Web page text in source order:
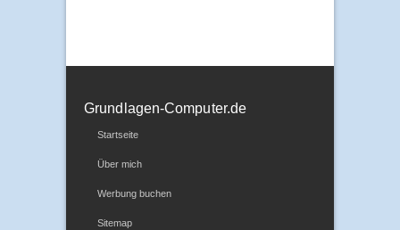
Grundlagen-Computer.de
Startseite
Über mich
Werbung buchen
Sitemap